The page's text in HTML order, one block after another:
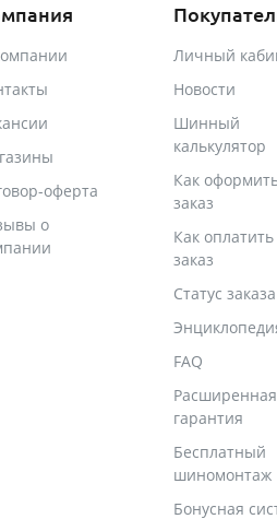
оферта
о
Личный
Новости
Шинный
калькулятор
Как
заказ
Как оплатить
заказ
Статус заказа
FAQ
Расширенная
гарантия
Бесплатный
шиномонтаж
Бонусная